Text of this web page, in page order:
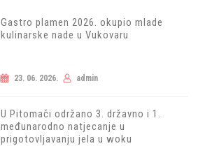
Gastro plamen 2026. okupio mlade
kulinarske nade u Vukovaru
23. 06. 2026. admin
U Pitomači održano 3. državno i 1.
međunarodno natjecanje u
prigotovljavanju jela u woku